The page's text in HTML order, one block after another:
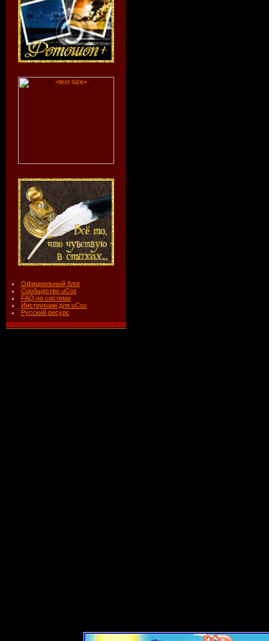
Официальный блог
Сообщество uCoz
FAQ по системе
Инструкции для uCoz
Русский ресурс